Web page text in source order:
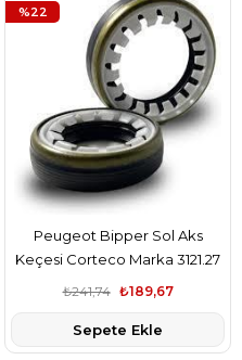
Peugeot Bipper Sol Aks
Keçesi Corteco Marka 3121.27
₺189,67
₺241,74
Sepete Ekle
%22